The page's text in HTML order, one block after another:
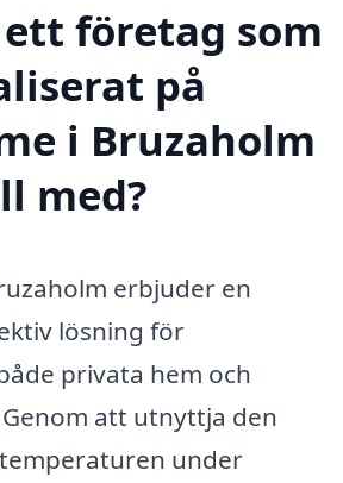
företag som
på
i Bruzaholm
med?
erbjuder en
lösning för
privata hem och
att utnyttja den
under